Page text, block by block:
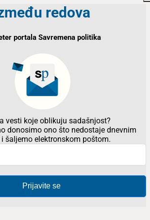
redova
portala Savremena politika
vesti koje oblikuju sadašnjost?
donosimo ono što nedostaje dnevnim
šaljemo elektronskom poštom.
Prijavite se